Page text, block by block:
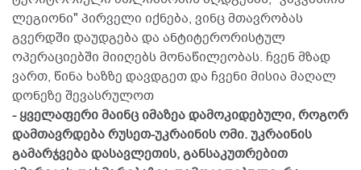
ლეგიონი" პირველი იქნება, ვინც მთავრობას
გვერდში დაუდგება და ანტიტერორისტულ
ოპერაციებში მიიღებს მონაწილეობას. ჩვენ მზად
ვართ, წინა ხაზზე დავდგეთ და ჩვენი მისია მაღალ
დონეზე შევასრულოთ
- ყველაფერი მაინც იმაზეა დამოკიდებული, როგორ
დამთავრდება რუსეთ-უკრაინის ომი. უკრაინის
გამარჯვება დასავლეთის, განსაკუთრებით